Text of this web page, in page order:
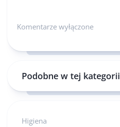
Komentarze wyłączone
Podobne w tej kategorii
Higiena